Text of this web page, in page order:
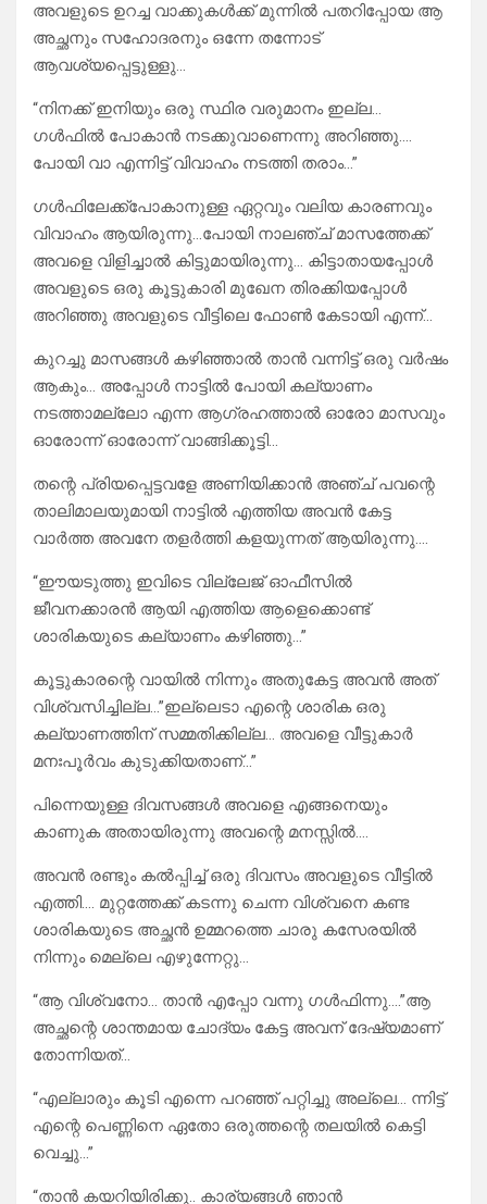
അവളുടെ ഉറച്ച വാക്കുകൾക്ക് മുന്നിൽ പതറിപ്പോയ ആ
അച്ഛനും സഹോദരനും ഒന്നേ തന്നോട്
ആവശ്യപ്പെട്ടുള്ളു…
“നിനക്ക് ഇനിയും ഒരു സ്ഥിര വരുമാനം ഇല്ല…
ഗൾഫിൽ പോകാൻ നടക്കുവാണെന്നു അറിഞ്ഞു….
പോയി വാ എന്നിട്ട് വിവാഹം നടത്തി തരാം…”
ഗൾഫിലേക്ക്പോകാനുള്ള ഏറ്റവും വലിയ കാരണവും
വിവാഹം ആയിരുന്നു…പോയി നാലഞ്ച് മാസത്തേക്ക്
അവളെ വിളിച്ചാൽ കിട്ടുമായിരുന്നു… കിട്ടാതായപ്പോൾ
അവളുടെ ഒരു കൂട്ടുകാരി മുഖേന തിരക്കിയപ്പോൾ
അറിഞ്ഞു അവളുടെ വീട്ടിലെ ഫോൺ കേടായി എന്ന്…
കുറച്ചു മാസങ്ങൾ കഴിഞ്ഞാൽ താൻ വന്നിട്ട് ഒരു വർഷം
ആകും… അപ്പോൾ നാട്ടിൽ പോയി കല്യാണം
നടത്താമല്ലോ എന്ന ആഗ്രഹത്താൽ ഓരോ മാസവും
ഓരോന്ന് ഓരോന്ന് വാങ്ങിക്കൂട്ടി…
തന്റെ പ്രിയപ്പെട്ടവളേ അണിയിക്കാൻ അഞ്ച് പവന്റെ
താലിമാലയുമായി നാട്ടിൽ എത്തിയ അവൻ കേട്ട
വാർത്ത അവനേ തളർത്തി കളയുന്നത് ആയിരുന്നു….
“ഈയടുത്തു ഇവിടെ വില്ലേജ് ഓഫീസിൽ
ജീവനക്കാരൻ ആയി എത്തിയ ആളെക്കൊണ്ട്
ശാരികയുടെ കല്യാണം കഴിഞ്ഞു…”
കൂട്ടുകാരന്റെ വായിൽ നിന്നും അതുകേട്ട അവൻ അത്
വിശ്വസിച്ചില്ല…”ഇല്ലെടാ എന്റെ ശാരിക ഒരു
കല്യാണത്തിന് സമ്മതിക്കില്ല… അവളെ വീട്ടുകാർ
മനഃപൂർവം കുടുക്കിയതാണ്…”
പിന്നെയുള്ള ദിവസങ്ങൾ അവളെ എങ്ങനെയും
കാണുക അതായിരുന്നു അവന്റെ മനസ്സിൽ….
അവൻ രണ്ടും കൽപ്പിച്ച് ഒരു ദിവസം അവളുടെ വീട്ടിൽ
എത്തി…. മുറ്റത്തേക്ക് കടന്നു ചെന്ന വിശ്വനെ കണ്ട
ശാരികയുടെ അച്ഛൻ ഉമ്മറത്തെ ചാരു കസേരയിൽ
നിന്നും മെല്ലെ എഴുന്നേറ്റു…
“ആ വിശ്വനോ… താൻ എപ്പോ വന്നു ഗൾഫിന്നു….”ആ
അച്ഛന്റെ ശാന്തമായ ചോദ്യം കേട്ട അവന് ദേഷ്യമാണ്
തോന്നിയത്…
“എല്ലാരും കൂടി എന്നെ പറഞ്ഞ് പറ്റിച്ചു അല്ലെ… ന്നിട്ട്
എന്റെ പെണ്ണിനെ ഏതോ ഒരുത്തന്റെ തലയിൽ കെട്ടി
വെച്ചു…”
“താൻ കയറിയിരിക്കു.. കാര്യങ്ങൾ ഞാൻ